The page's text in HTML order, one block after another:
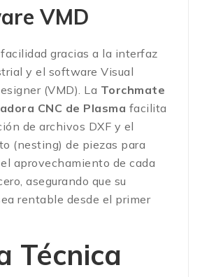
VMD
gracias a la interfaz
y el software Visual
(VMD). La Torchmate
CNC de Plasma facilita
de archivos DXF y el
(nesting) de piezas para
aprovechamiento de cada
asegurando que su
rentable desde el primer
Técnica